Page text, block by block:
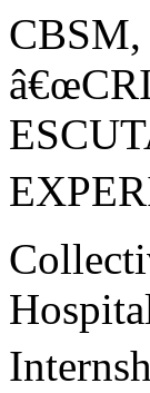
CBSM,